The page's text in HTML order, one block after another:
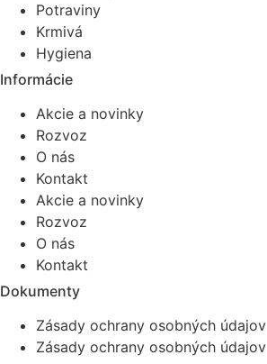
Potraviny
Krmivá
Hygiena
Informácie
Akcie a novinky
Rozvoz
O nás
Kontakt
Akcie a novinky
Rozvoz
O nás
Kontakt
Dokumenty
Zásady ochrany osobných údajov
Zásady ochrany osobných údajov